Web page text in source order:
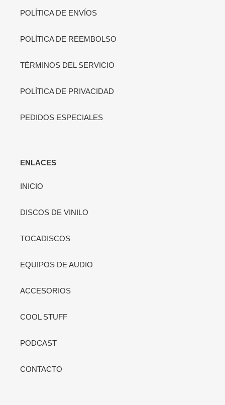
POLÍTICA DE ENVÍOS
POLÍTICA DE REEMBOLSO
TÉRMINOS DEL SERVICIO
POLÍTICA DE PRIVACIDAD
PEDIDOS ESPECIALES
ENLACES
INICIO
DISCOS DE VINILO
TOCADISCOS
EQUIPOS DE AUDIO
ACCESORIOS
COOL STUFF
PODCAST
CONTACTO